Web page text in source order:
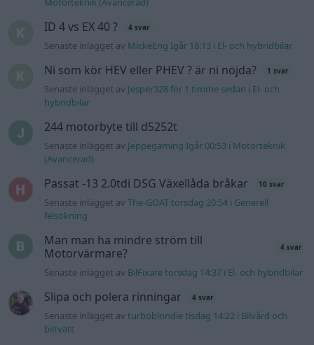
ID 4 vs EX 40 ? 4 svar
Senaste inlägget av MickeEng Igår 18:13 i El- och hybridbilar
Ni som kör HEV eller PHEV ? är ni nöjda? 1 svar
Senaste inlägget av Jesper328 för 1 timme sedan i El- och
hybridbilar
244 motorbyte till d5252t
Senaste inlägget av Jeppegaming Igår 00:53 i Motorteknik
(Avancerad)
Passat -13 2.0tdi DSG Växellåda bråkar 10 svar
Senaste inlägget avThe-GOAT torsdag 20:54 i Generell
felsökning
Man man ha mindre ström till
Motorvärmare?
4 svar
Senaste inlägget av BilFixare torsdag 14:37 i El- och hybridbilar
Slipa och polera rinningar 4 svar
Senaste inlägget avturboblondie tisdag 14:22 i Bilvård och
biltvätt